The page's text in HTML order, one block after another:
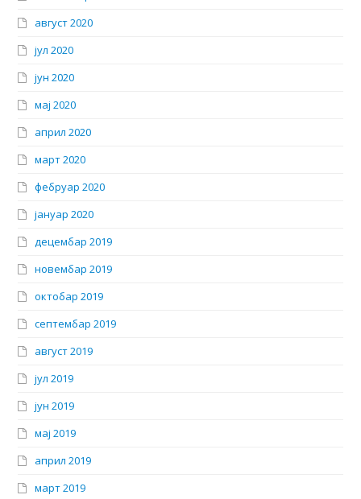
август 2020
јул 2020
јун 2020
мај 2020
април 2020
март 2020
фебруар 2020
јануар 2020
децембар 2019
новембар 2019
октобар 2019
септембар 2019
август 2019
јул 2019
јун 2019
мај 2019
април 2019
март 2019